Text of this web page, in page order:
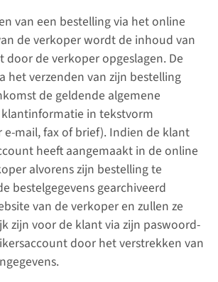
van een bestelling via het online
de verkoper wordt de inhoud van
door de verkoper opgeslagen. De
het verzenden van zijn bestelling
de geldende algemene
in tekstvorm
mail, fax of brief). Indien de klant
heeft aangemaakt in de online
alvorens zijn bestelling te
bestelgegevens gearchiveerd
van de verkoper en zullen ze
zijn voor de klant via zijn paswoord-
door het verstrekken van